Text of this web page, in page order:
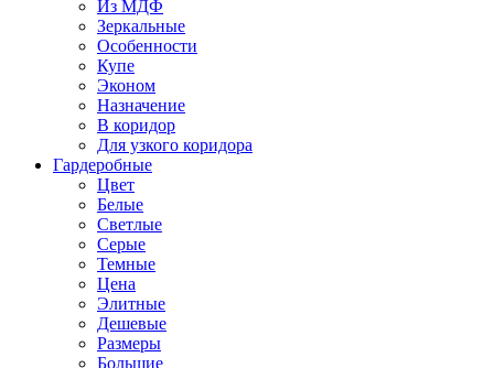
Из МДФ
Зеркальные
Особенности
Купе
Эконом
Назначение
В коридор
Для узкого коридора
Гардеробные
Цвет
Белые
Светлые
Серые
Темные
Цена
Элитные
Дешевые
Размеры
Большие